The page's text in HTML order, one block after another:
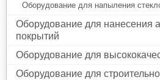
Оборудование для напыления
Оборудование для нанесения
покрытий
Оборудование для
Оборудование для